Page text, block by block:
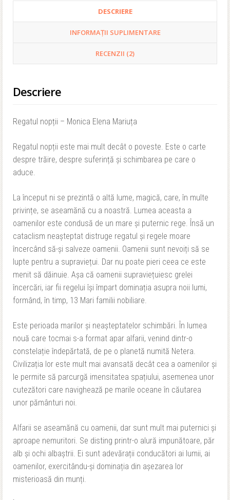
DESCRIERE
INFORMAȚII SUPLIMENTARE
RECENZII (2)
Descriere
Regatul nopții – Monica Elena Mariuța
Regatul nopții este mai mult decât o poveste. Este o carte
despre trăire, despre suferință și schimbarea pe care o
aduce.
La început ni se prezintă o altă lume, magică, care, în multe
privințe, se aseamănă cu a noastră. Lumea aceasta a
oamenilor este condusă de un mare și puternic rege. Însă un
cataclism neașteptat distruge regatul și regele moare
încercând să-și salveze oamenii. Oamenii sunt nevoiți să se
lupte pentru a supraviețui. Dar nu poate pieri ceea ce este
menit să dăinuie. Așa că oamenii supraviețuiesc grelei
încercări, iar fii regelui își împart dominația asupra noii lumi,
formând, în timp, 13 Mari familii nobiliare.
Este perioada marilor și neașteptatelor schimbări. În lumea
nouă care tocmai s-a format apar alfarii, venind dintr-o
constelație îndepărtată, de pe o planetă numită Netera.
Civilizația lor este mult mai avansată decât cea a oamenilor și
le permite să parcurgă imensitatea spațiului, asemenea unor
cutezători care navighează pe marile oceane în căutarea
unor pământuri noi.
Alfarii se aseamănă cu oamenii, dar sunt mult mai puternici și
aproape nemuritori. Se disting printr-o alură impunătoare, păr
alb și ochi albaștrii. Ei sunt adevărații conducători ai lumii, ai
oamenilor, exercitându-și dominația din așezarea lor
misterioasă din munți.